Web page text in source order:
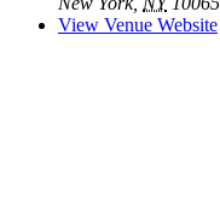
View Venue Website